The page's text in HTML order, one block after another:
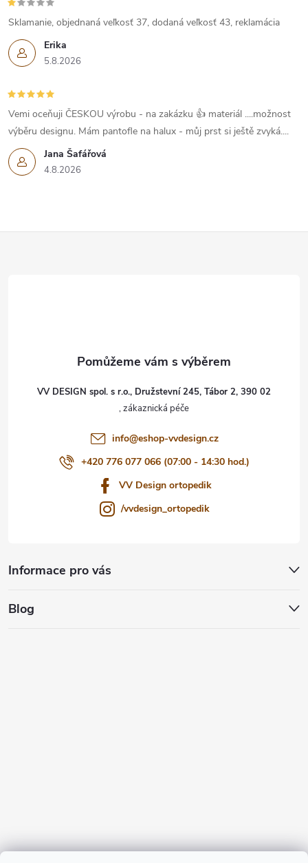
Erika
5.8.2026
Sklamanie, objednaná veľkosť 37, dodaná veľkosť 43, reklamácia
Jana Šafářová
4.8.2026
Vemi oceňuji ČESKOU výrobu - na zakázku 👍 materiál ....možnost
výběru designu. Mám pantofle na halux - můj prst si ještě zvyká....
VV DESIGN spol. s r.o., Družstevní 245, Tábor 2, 390 02
info@eshop-vvdesign.cz
+420 776 077 066 (07:00 - 14:30 hod.)
VV Design ortopedik
/vvdesign_ortopedik
Informace pro vás
Blog